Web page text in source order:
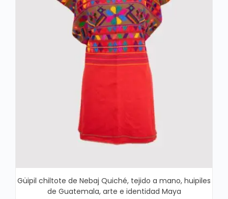
Güipil chiltote de Nebaj Quiché, tejido a mano, huipiles
de Guatemala, arte e identidad Maya